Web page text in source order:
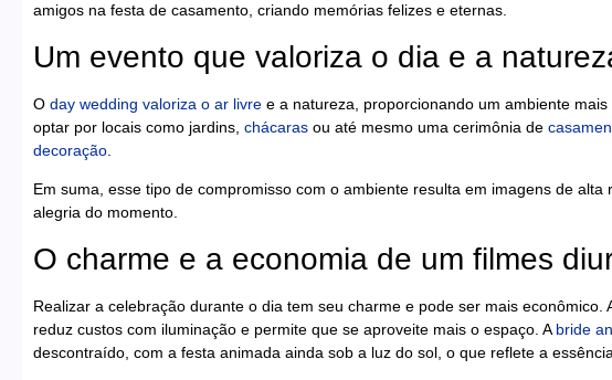
amigos na festa de casamento, criando memórias felizes e eternas.
Um evento que valoriza o dia e a
O day wedding valoriza o ar livre e a natureza, proporcionando um ambiente
optar por locais como jardins, chácaras ou até mesmo uma cerimônia de
decoração
Em suma, esse tipo de compromisso com o ambiente resulta em imagens de
alegria do momento.
O charme e a economia de um filmes
Realizar a celebração durante o dia tem seu charme e pode ser mais
reduz custos com iluminação e permite que se aproveite mais o espaço. A bride
descontraído, com a festa animada ainda sob a luz do sol, o que reflete a